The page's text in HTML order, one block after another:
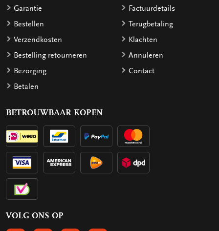
Garantie
Bestellen
Verzendkosten
Bestelling retourneren
Bezorging
Betalen
Factuurdetails
Terugbetaling
Klachten
Annuleren
Contact
BETROUWBAAR KOPEN
VOLG ONS OP